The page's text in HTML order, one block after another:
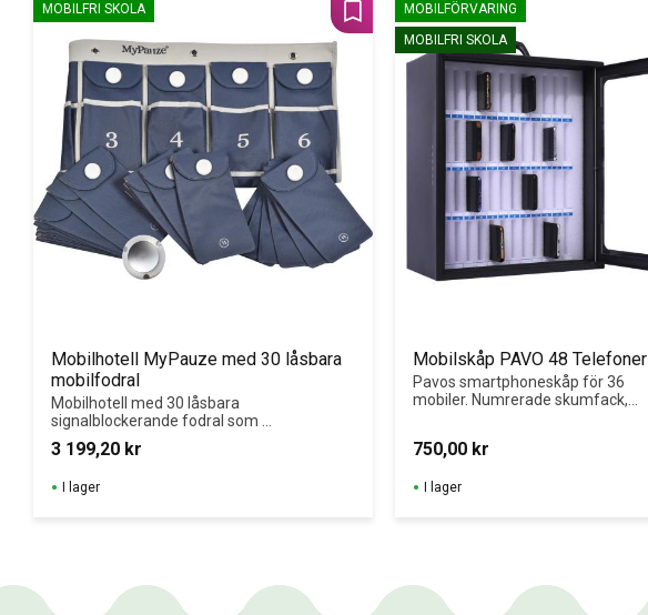
Mobilhotell MyPauze med 30 låsbara
mobilfodral
Mobilhotell med 30 låsbara
signalblockerande fodral som
skapar mobilfria lektioner för
ökad koncentration.
3 199,20 kr
MOBILFRI SKOLA
Lägg till i favoriter
I lager
Mobilskåp PAVO 48 Telefoner
Pavos smartphoneskåp för 36
mobiler. Numrerade skumfack,
för mobilfri undervisning.
750,00 kr
MOBILFÖRVARING
MOBILFRI SKOLA
I lager